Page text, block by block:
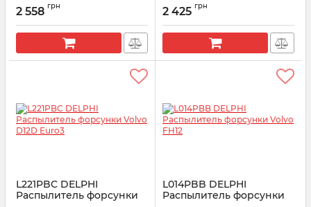
FL12)
Артикул: LP004B
2 558 грн
Артикул:
2 425 грн
L221PBC DELPHI
Распылитель форсунки
L014PBB DELPHI
Распылитель форсунки